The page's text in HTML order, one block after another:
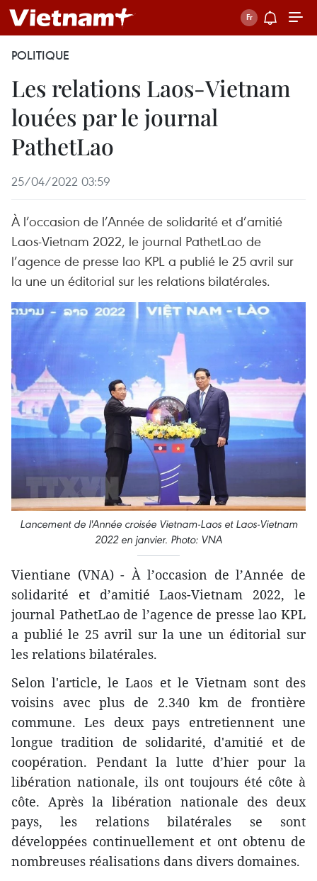
POLITIQUE
Les relations Laos-Vietnam
louées par le journal
PathetLao
25/04/2022 03:59
À l’occasion de l’Année de solidarité et d’amitié
Laos-Vietnam 2022, le journal PathetLao de
l’agence de presse lao KPL a publié le 25 avril sur
la une un éditorial sur les relations bilatérales.
Lancement de l'Année croisée Vietnam-Laos et Laos-Vietnam
2022 en janvier. Photo: VNA
Vientiane (VNA) - À l’occasion de l’Année de
solidarité et d’amitié Laos-Vietnam 2022, le
journal PathetLao de l’agence de presse lao KPL
a publié le 25 avril sur la une un éditorial sur
les relations bilatérales.
Selon l'article, le Laos et le Vietnam sont des
voisins avec plus de 2.340 km de frontière
commune. Les deux pays entretiennent une
longue tradition de solidarité, d'amitié et de
coopération. Pendant la lutte d’hier pour la
libération nationale, ils ont toujours été côte à
côte. Après la libération nationale des deux
pays, les relations bilatérales se sont
développées continuellement et ont obtenu de
nombreuses réalisations dans divers domaines.